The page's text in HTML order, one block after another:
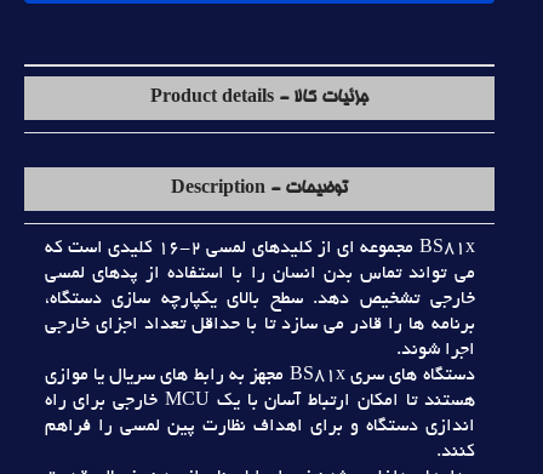
جزئیات کالا - Product details
توضیحات - Description
BS81x مجموعه اي از کليدهاي لمسي 2-16 کليدي است که
مي تواند تماس بدن انسان را با استفاده از پدهاي لمسي
خارجي تشخيص دهد. سطح بالاي يکپارچه سازي دستگاه،
برنامه ها را قادر مي سازد تا با حداقل تعداد اجزاي خارجي
اجرا شوند.
دستگاه هاي سري BS81x مجهز به رابط هاي سريال يا موازي
هستند تا امکان ارتباط آسان با يک MCU خارجي براي راه
اندازي دستگاه و براي اهداف نظارت پين لمسي را فراهم
کنند.